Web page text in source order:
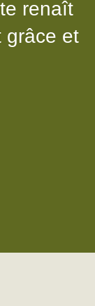
renaît
grâce et